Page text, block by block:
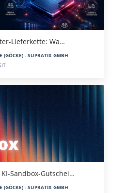
Lieferkette: Wa…
(GÖCKE) - SUPRATIX GMBH
Sandbox-Gutschei…
(GÖCKE) - SUPRATIX GMBH